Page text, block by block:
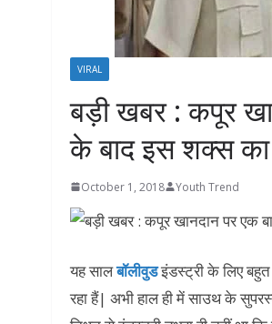
VIRAL
बड़ी खबर : कपूर
के बाद इस शक्स
October 1, 2018 Youth Trend
यह सालबॉलीवुडइंडस्ट्री के लिए बहुत
रहा हैं| अभी हाल ही में साउथ के